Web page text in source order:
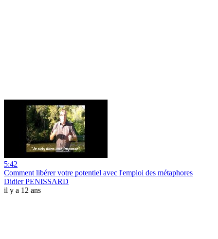
5:42
Comment libérer votre potentiel avec l'emploi des métaphores
Didier PENISSARD
il y a 12 ans